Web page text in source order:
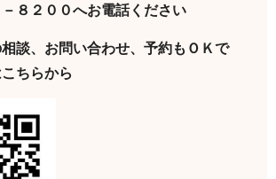
８２００へお電話ください
談、お問い合わせ、予約もＯＫで
ちらから